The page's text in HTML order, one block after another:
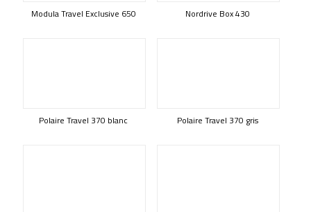
Modula Travel Exclusive 650 Nordrive Box 430
Polaire Travel 370 blanc Polaire Travel 370 gris